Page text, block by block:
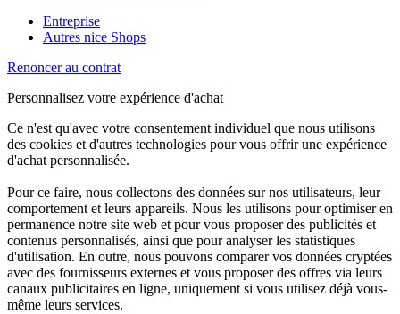
Entreprise
Autres nice Shops
Renoncer au contrat
Personnalisez votre expérience d'achat
Ce n'est qu'avec votre consentement individuel que nous utilisons
des cookies et d'autres technologies pour vous offrir une expérience
d'achat personnalisée.
Pour ce faire, nous collectons des données sur nos utilisateurs, leur
comportement et leurs appareils. Nous les utilisons pour optimiser en
permanence notre site web et pour vous proposer des publicités et
contenus personnalisés, ainsi que pour analyser les statistiques
d'utilisation. En outre, nous pouvons comparer vos données cryptées
avec des fournisseurs externes et vous proposer des offres via leurs
canaux publicitaires en ligne, uniquement si vous utilisez déjà vous-
même leurs services.